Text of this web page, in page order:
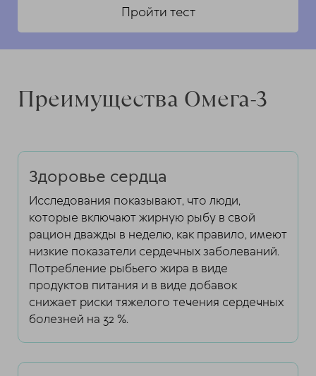
Пройти тест
Преимущества Омега-3
Здоровье сердца
Исследования показывают, что люди,
которые включают жирную рыбу в свой
рацион дважды в неделю, как правило, имеют
низкие показатели сердечных заболеваний.
Потребление рыбьего жира в виде
продуктов питания и в виде добавок
снижает риски тяжелого течения сердечных
болезней на 32 %.